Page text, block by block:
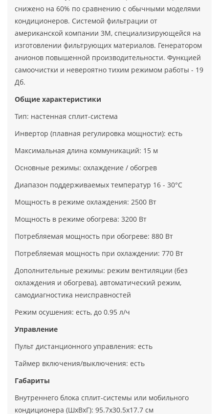
снижено на 60% по сравнению с обычными моделями
кондиционеров. Системой фильтрации от
американской компании 3M, специализирующейся на
изготовлении фильтрующих материалов. Генератором
анионов повышенной производительности. Функцией
самоочистки и невероятно тихим режимом работы - 19
Дб.
Общие характеристики
Тип: настенная сплит-система
Инвертор (плавная регулировка мощности): есть
Максимальная длина коммуникаций: 15 м
Основные режимы: охлаждение / обогрев
Диапазон поддерживаемых температур 16 - 30°С
Мощность в режиме охлаждения: 2500 Вт
Мощность в режиме обогрева: 3200 Вт
Потребляемая мощность при обогреве: 880 Вт
Потребляемая мощность при охлаждении: 770 Вт
Дополнительные режимы: режим вентиляции (без
охлаждения и обогрева), автоматический режим,
самодиагностика неисправностей
Режим осушения: есть, до 0.95 л/ч
Управление
Пульт дистанционного управления: есть
Таймер включения/выключения: есть
Габариты
Внутреннего блока сплит-системы или мобильного
кондиционера (ШxВxГ): 95.7x30.5x17.7 см